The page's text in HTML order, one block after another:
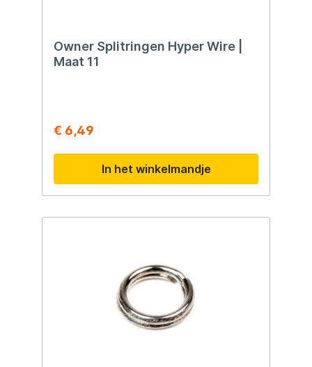
Owner Splitringen Hyper Wire |
Maat 11
€ 6,49
In het winkelmandje